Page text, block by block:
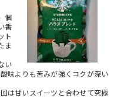
個
香
ト
ま
い
味よりも苦みが強くコクが深い
は甘いスイーツと合わせて究極